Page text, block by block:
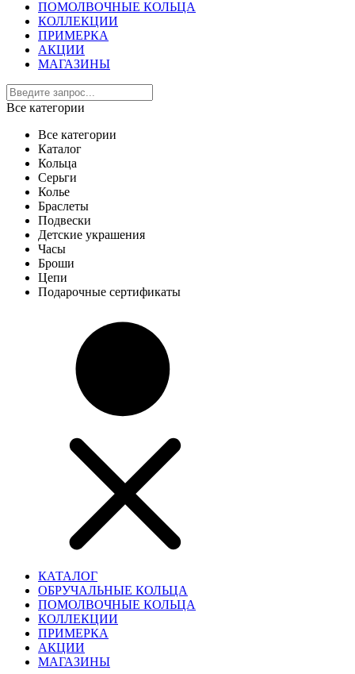
ПОМОЛВОЧНЫЕ КОЛЬЦА
КОЛЛЕКЦИИ
ПРИМЕРКА
АКЦИИ
МАГАЗИНЫ
Все категории
Все категории
Каталог
Кольца
Серьги
Колье
Браслеты
Подвески
Детские украшения
Часы
Броши
Цепи
Подарочные сертификаты
КАТАЛОГ
ОБРУЧАЛЬНЫЕ КОЛЬЦА
ПОМОЛВОЧНЫЕ КОЛЬЦА
КОЛЛЕКЦИИ
ПРИМЕРКА
АКЦИИ
МАГАЗИНЫ